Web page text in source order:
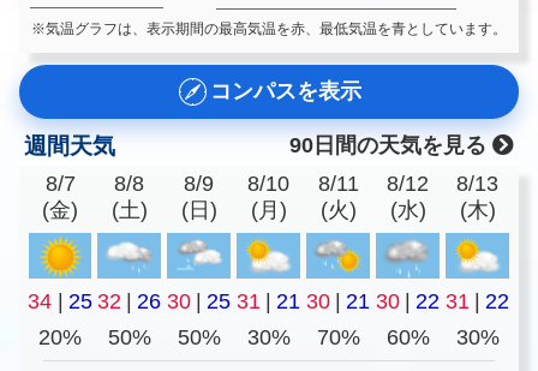
※気温グラフは、表示期間の最高気温を赤、最低気温を青としています。
コンパスを表示
週間天気
90日間の天気を見る
8/7
(金)
8/8
(土)
8/9
(日)
8/10
(月)
8/11
(火)
8/12
(水)
8/13
(木)
34 | 25 32 | 26 30 | 25 31 | 21 30 | 21 30 | 22 31 | 22
20%
50% 50% 30% 70% 60% 30%